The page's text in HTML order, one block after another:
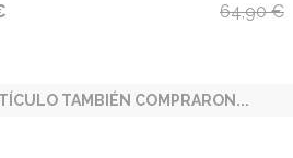
64,90 €
TAMBIÉN COMPRARON...